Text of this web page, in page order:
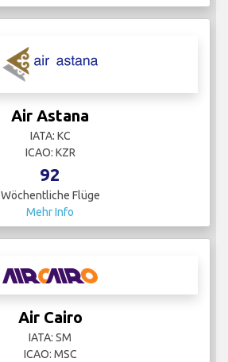
Air Astana
IATA: KC
ICAO: KZR
92
Wöchentliche Flüge
Mehr Info
Air Cairo
IATA: SM
ICAO: MSC